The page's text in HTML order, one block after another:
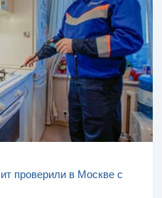
проверили в Москве с